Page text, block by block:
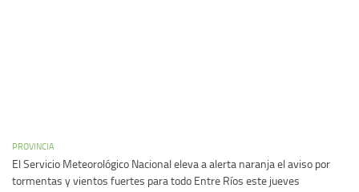
PROVINCIA
El Servicio Meteorológico Nacional eleva a alerta naranja el aviso por
tormentas y vientos fuertes para todo Entre Ríos este jueves